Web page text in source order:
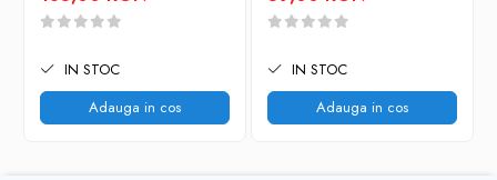
model usor, confortabil si fiabil pentru aventuri montane tehnice si
IN STOC
Adauga in cos
IN STOC
Adauga in cos